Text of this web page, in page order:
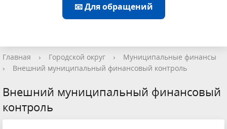
📧 Для обращений
Главная › Городской округ ›
Муниципальные финансы
›
Внешний муниципальный финансовый контроль
Внешний муниципальный финансовый
контроль